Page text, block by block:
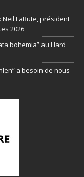
LaBute, président
2026
bohemia” au Hard
a besoin de nous